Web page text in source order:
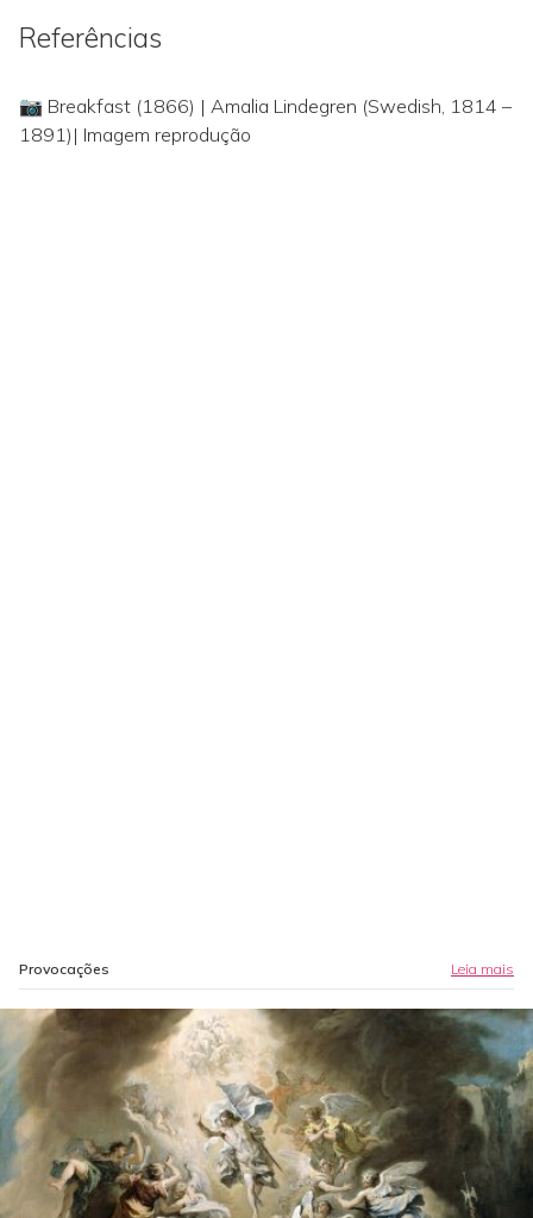
Referências
📷 Breakfast (1866) | Amalia Lindegren (Swedish, 1814 –
1891)| Imagem reprodução
Provocações Leia mais